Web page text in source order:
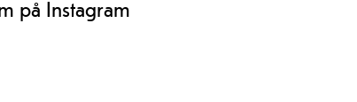
på Instagram